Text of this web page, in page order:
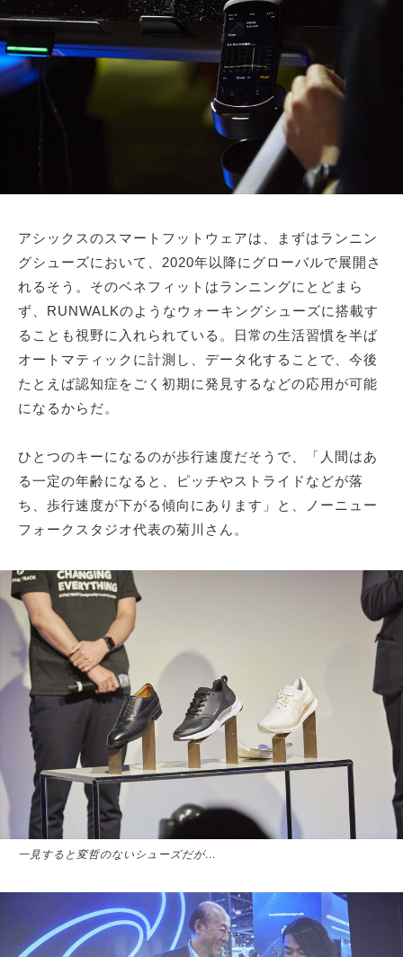
アシックスのスマートフットウェアは、まずはランニン
グシューズにおいて、2020年以降にグローバルで展開さ
れるそう。そのベネフィットはランニングにとどまら
ず、RUNWALKのようなウォーキングシューズに搭載す
ることも視野に入れられている。日常の生活習慣を半ば
オートマティックに計測し、データ化することで、今後
たとえば認知症をごく初期に発見するなどの応用が可能
になるからだ。
ひとつのキーになるのが歩行速度だそうで、「人間はあ
る一定の年齢になると、ピッチやストライドなどが落
ち、歩行速度が下がる傾向にあります」と、ノーニュー
フォークスタジオ代表の菊川さん。
一見すると変哲のないシューズだが…